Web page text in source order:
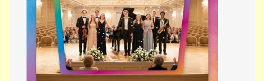
Školní 462
Pohořelice
691 23
© 2026 eStránky.cz |Tisk|Nahoru ↑